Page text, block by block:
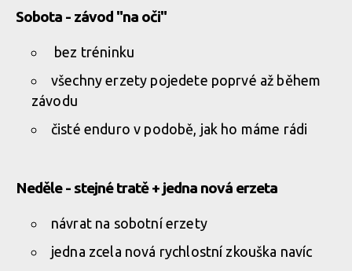
Bosch Fresh Enduro Děčín 2026: Buďte u historické premiéry!
Sobota - závod "na oči"
bez tréninku
všechny erzety pojedete poprvé až během
závodu
čisté enduro v podobě, jak ho máme rádi
Neděle - stejné tratě + jedna nová erzeta
návrat na sobotní erzety
jedna zcela nová rychlostní zkouška navíc